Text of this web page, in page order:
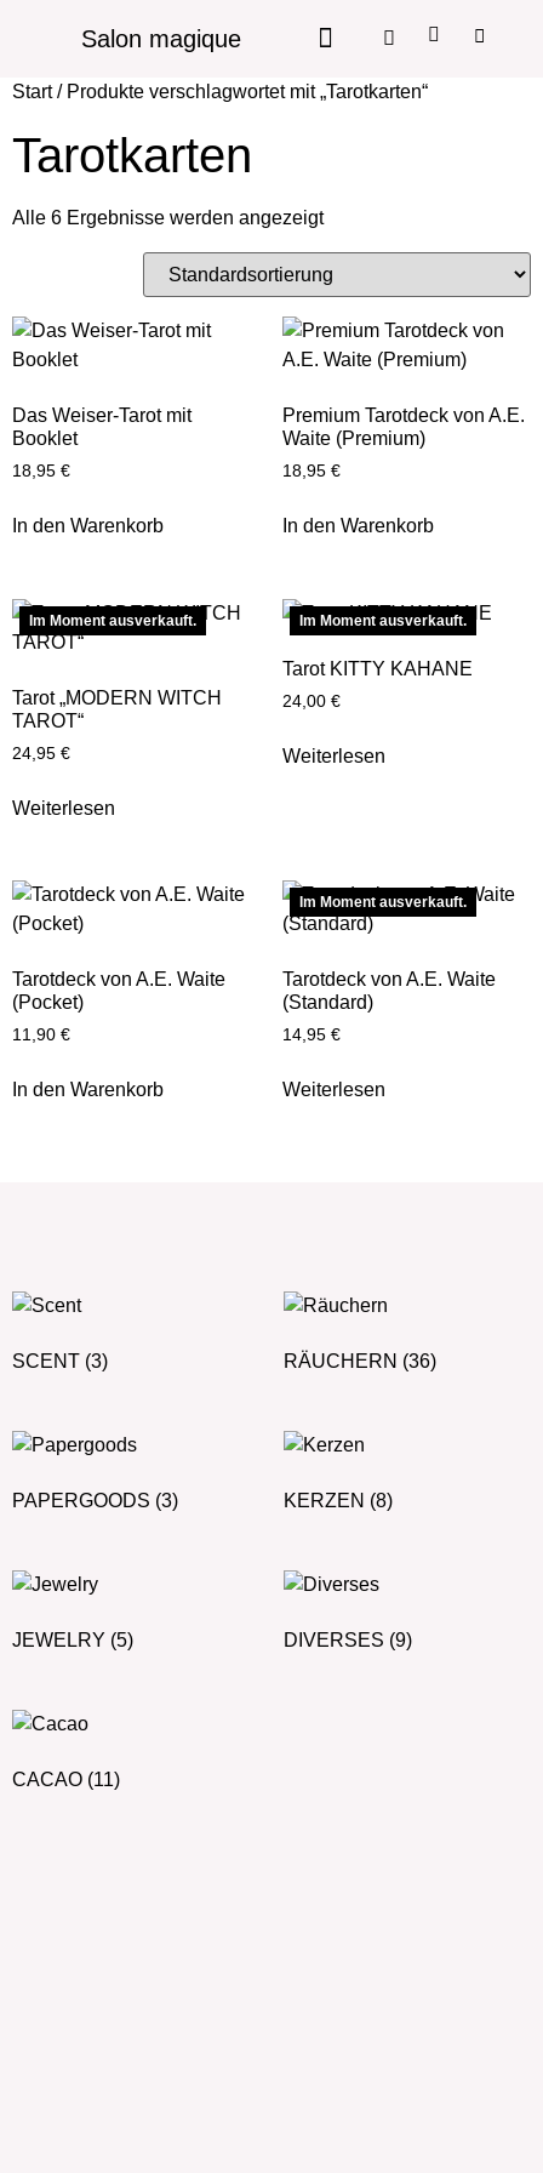
Salon magique
Start/ Produkte verschlagwortet mit „Tarotkarten“
Tarotkarten
Alle 6 Ergebnisse werden angezeigt
Das Weiser-Tarot mit
Booklet
18,95 €
In den Warenkorb
Premium Tarotdeck von A.E.
Waite (Premium)
18,95 €
In den Warenkorb
Im Moment ausverkauft.
Tarot „MODERN WITCH
TAROT“
24,95 €
Weiterlesen
Im Moment ausverkauft.
Tarot KITTY KAHANE
24,00 €
Weiterlesen
Tarotdeck von A.E. Waite
(Pocket)
11,90 €
In den Warenkorb
Im Moment ausverkauft.
Tarotdeck von A.E. Waite
(Standard)
14,95 €
Weiterlesen
SCENT (3) RÄUCHERN (36)
PAPERGOODS (3) KERZEN (8)
JEWELRY (5) DIVERSES (9)
CACAO (11)